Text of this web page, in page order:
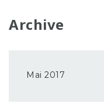
Archive
Mai 2017